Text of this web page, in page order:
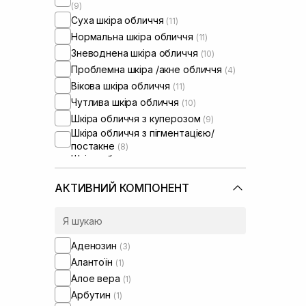
(9)
Суха шкіра обличчя (11)
Нормальна шкіра обличчя (11)
Зневоднена шкіра обличчя (10)
Проблемна шкіра /акне обличчя (4)
Вікова шкіра обличчя (11)
Чутлива шкіра обличчя (10)
Шкіра обличчя з куперозом (9)
Шкіра обличчя з пігментацією/
постакне (8)
Шкіра обличчя з розширеними
порами
Шкіра обличчя з порушеним
мікробіомом
обличчя(1)
Проти набряків
Від синців під очима
АКТИВНИЙ КОМПОНЕНТ
Аденозин (3)
Алантоїн (1)
Алое вера (1)
Арбутин (1)